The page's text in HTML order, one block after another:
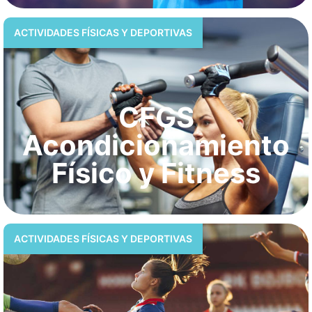
ACTIVIDADES FÍSICAS Y DEPORTIVAS
CFGS
Acondicionamiento
Físico y Fitness
ACTIVIDADES FÍSICAS Y DEPORTIVAS